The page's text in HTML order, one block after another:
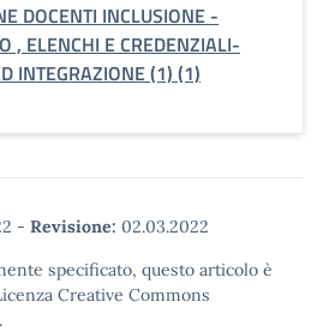
DOCENTI INCLUSIONE -
, ELENCHI E CREDENZIALI-
INTEGRAZIONE (1) (1)
- Revisione: 02.03.2022
specificato, questo articolo è
Creative Commons